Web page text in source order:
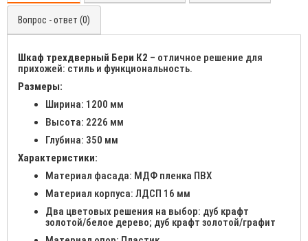
Вопрос - ответ (0)
Шкаф трехдверный Бери К2 – отличное решение для
прихожей: стиль и функциональность.
Размеры:
Ширина: 1200 мм
Высота: 2226 мм
Глубина: 350 мм
Характеристики:
Материал фасада: МДФ пленка ПВХ
Материал корпуса: ЛДСП 16 мм
Два цветовых решения на выбор: дуб крафт
золотой/белое дерево; дуб крафт золотой/графит